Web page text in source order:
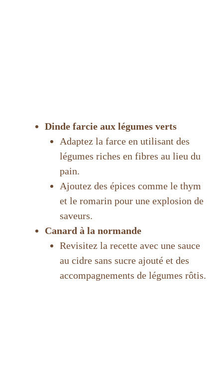
Dinde farcie aux légumes verts
Adaptez la farce en utilisant des
légumes riches en fibres au lieu du
pain.
Ajoutez des épices comme le thym
et le romarin pour une explosion de
saveurs.
Canard à la normande
Revisitez la recette avec une sauce
au cidre sans sucre ajouté et des
accompagnements de légumes rôtis.